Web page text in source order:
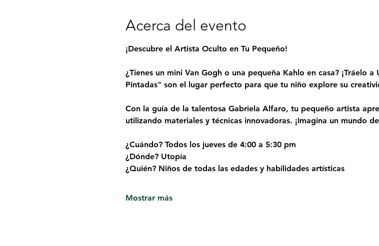
Acerca del evento
¡Descubre el Artista Oculto en Tu Pequeño!
¿Tienes un mini Van Gogh o una pequeña Kahlo en casa? ¡Tráelo
Pintadas" son el lugar perfecto para que tu niño explore su
Con la guía de la talentosa Gabriela Alfaro, tu pequeño artista
utilizando materiales y técnicas innovadoras. ¡Imagina un mundo
¿Cuándo? Todos los jueves de 4:00 a 5:30 pm
¿Dónde? Utopía
¿Quién? Niños de todas las edades y habilidades artísticas
Mostrar más